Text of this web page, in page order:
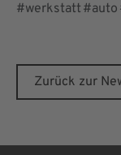
#werkstatt #auto
Zurück zur